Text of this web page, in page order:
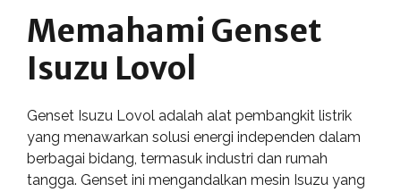
Memahami Genset
Isuzu Lovol
Genset Isuzu Lovol adalah alat pembangkit listrik
yang menawarkan solusi energi independen dalam
berbagai bidang, termasuk industri dan rumah
tangga. Genset ini mengandalkan mesin Isuzu yang